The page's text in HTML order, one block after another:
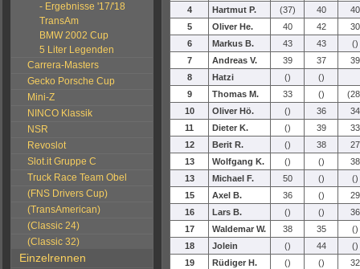
- Ergebnisse '17/'18
TransAm
BMW 2002 Cup
5 Liter Legenden
Carrera-Masters
Gecko Porsche Cup
Mini-Z
NINCO Klassik
NSR
Revoslot
Slot.it Gruppe C
Truck Race Team Obel
(FNS Drivers Cup)
(TransAmerican)
(Classic 24)
(Classic 32)
Einzelrennen
4
Hartmut P. (37) 40
40
5
Oliver He. 40 42
30
6
Markus B. 43 43
()
7
Andreas V. 39 37
39
8
Hatzi ()
()
9
Thomas M. 33 ()
10
Oliver Hö. () 36
34
11
Dieter K. () 39
33
12
Berit R. () 38
27
13
Wolfgang K. () ()
38
13
Michael F. 50 ()
()
15
Axel B. 36 ()
29
16
Lars B. () ()
36
17
Waldemar W. 38 35
()
18
Jolein () 44
()
19
Rüdiger H. () ()
32